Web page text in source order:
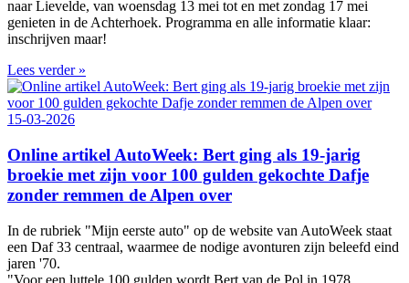
naar Lievelde, van woensdag 13 mei tot en met zondag 17 mei
genieten in de Achterhoek. Programma en alle informatie klaar:
inschrijven maar!
Lees verder »
15-03-2026
Online artikel AutoWeek: Bert ging als 19-jarig
broekie met zijn voor 100 gulden gekochte Dafje
zonder remmen de Alpen over
In de rubriek "Mijn eerste auto" op de website van AutoWeek staat
een Daf 33 centraal, waarmee de nodige avonturen zijn beleefd eind
jaren '70.
"Voor een luttele 100 gulden wordt Bert van de Pol in 1978